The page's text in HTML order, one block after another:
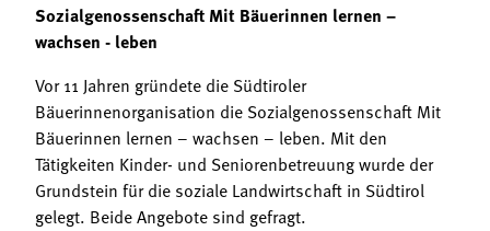
Sozialgenossenschaft Mit Bäuerinnen lernen –
wachsen - leben
Vor 11 Jahren gründete die Südtiroler
Bäuerinnenorganisation die Sozialgenossenschaft Mit
Bäuerinnen lernen – wachsen – leben. Mit den
Tätigkeiten Kinder- und Seniorenbetreuung wurde der
Grundstein für die soziale Landwirtschaft in Südtirol
gelegt. Beide Angebote sind gefragt.